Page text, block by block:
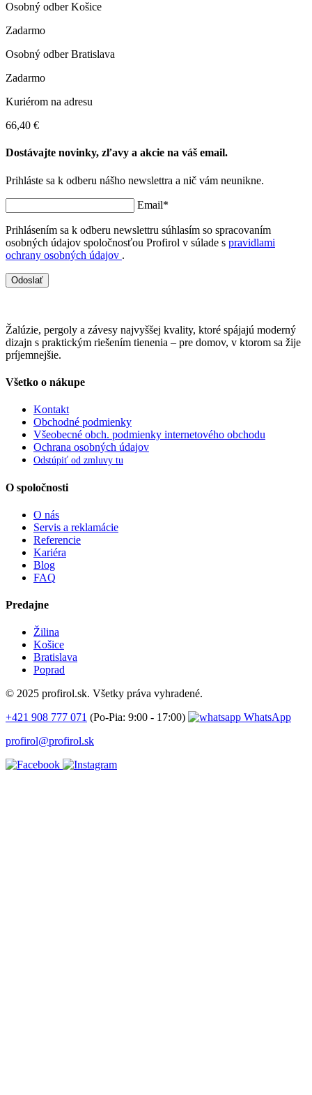
Osobný odber Košice
Zadarmo
Osobný odber Bratislava
Zadarmo
Kuriérom na adresu
66,40 €
Dostávajte novinky, zľavy a akcie na váš email.
Prihláste sa k odberu nášho newslettra a nič vám neunikne.
Email*
Prihlásením sa k odberu newslettru súhlasím so spracovaním
osobných údajov spoločnosťou Profirol v súlade s pravidlami
ochrany osobných údajov .
Odoslať
Žalúzie, pergoly a závesy najvyššej kvality, ktoré spájajú moderný
dizajn s praktickým riešením tienenia – pre domov, v ktorom sa žije
príjemnejšie.
Všetko o nákupe
Kontakt
Obchodné podmienky
Všeobecné obch. podmienky internetového obchodu
Ochrana osobných údajov
Odstúpiť od zmluvy tu
O spoločnosti
O nás
Servis a reklamácie
Referencie
Kariéra
Blog
FAQ
Predajne
Žilina
Košice
Bratislava
Poprad
© 2025 profirol.sk. Všetky práva vyhradené.
+421 908 777 071 (Po-Pia: 9:00 - 17:00)
WhatsApp
profirol@profirol.sk